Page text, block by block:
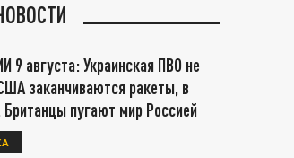
9 августа: Украинская ПВО не
заканчиваются ракеты, в
пугают мир Россией